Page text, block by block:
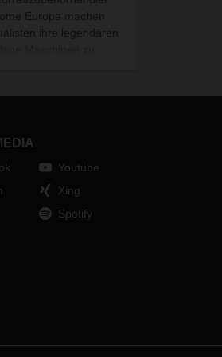
Europe machen
ihre legendären
von
von 140
und
nach Europa.
Youtube
Xing
Spotify